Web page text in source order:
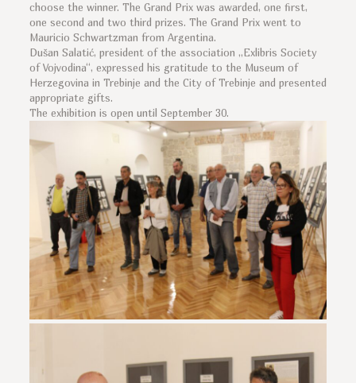
choose the winner. The Grand Prix was awarded, one first,
one second and two third prizes. The Grand Prix went to
Mauricio Schwartzman from Argentina.
Dušan Salatić, president of the association „Exlibris Society
of Vojvodina“, expressed his gratitude to the Museum of
Herzegovina in Trebinje and the City of Trebinje and presented
appropriate gifts.
The exhibition is open until September 30.